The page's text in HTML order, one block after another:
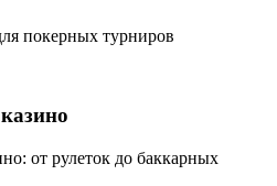
покерных турниров
от рулеток до баккарных